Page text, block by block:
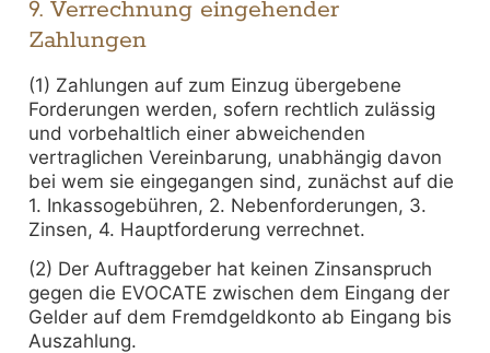
9. Verrechnung eingehender
Zahlungen
(1) Zahlungen auf zum Einzug übergebene
Forderungen werden, sofern rechtlich zulässig
und vorbehaltlich einer abweichenden
vertraglichen Vereinbarung, unabhängig davon
bei wem sie eingegangen sind, zunächst auf die
1. Inkassogebühren, 2. Nebenforderungen, 3.
Zinsen, 4. Hauptforderung verrechnet.
(2) Der Auftraggeber hat keinen Zinsanspruch
gegen die EVOCATE zwischen dem Eingang der
Gelder auf dem Fremdgeldkonto ab Eingang bis
Auszahlung.